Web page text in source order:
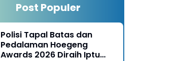
Post Populer
Polisi Tapal Batas dan
Pedalaman Hoegeng
Awards 2026 Diraih Iptu